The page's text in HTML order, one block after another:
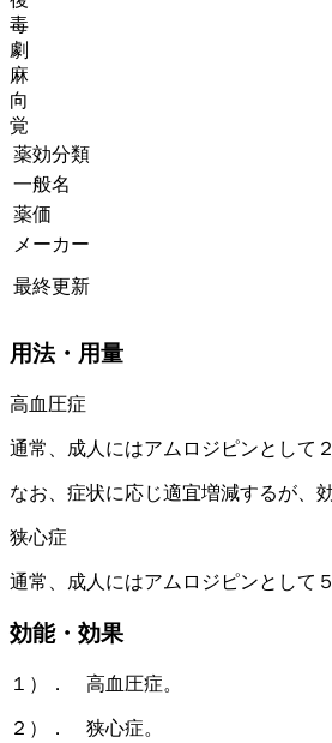
毒
劇
麻
向
覚
薬効分類
一般名
薬価
メーカー
最終更新
用法・用量
高血圧症
通常、成人にはアムロジピンとして
なお、症状に応じ適宜増減するが、
狭心症
通常、成人にはアムロジピンとして
効能・効果
１）． 高血圧症。
２）． 狭心症。